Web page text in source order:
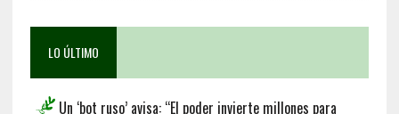
LO ÚLTIMO
Un ‘bot ruso’ avisa: “El poder invierte millones para